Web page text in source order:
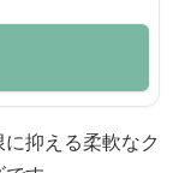
抑える柔軟なク